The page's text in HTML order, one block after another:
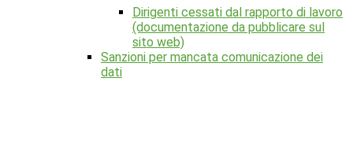
Dirigenti cessati dal rapporto di lavoro
(documentazione da pubblicare sul
sito web)
Sanzioni per mancata comunicazione dei
dati